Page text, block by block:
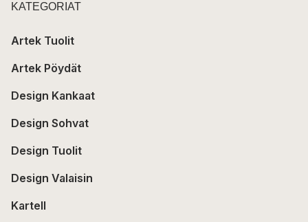
KATEGORIAT
Artek Tuolit
Artek Pöydät
Design Kankaat
Design Sohvat
Design Tuolit
Design Valaisin
Kartell